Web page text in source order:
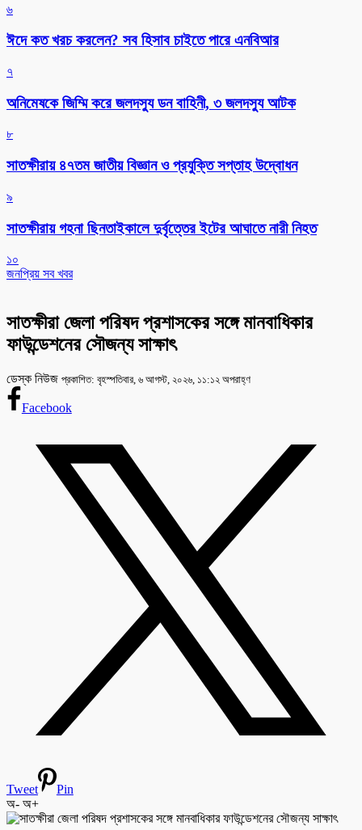
৬
ঈদে কত খরচ করলেন? সব হিসাব চাইতে পারে এনবিআর
৭
অনিমেষকে জিম্মি করে জলদস্যু ডন বাহিনী, ৩ জলদস্যু আটক
৮
সাতক্ষীরায় ৪৭তম জাতীয় বিজ্ঞান ও প্রযুক্তি সপ্তাহ উদ্বোধন
৯
সাতক্ষীরায় গহনা ছিনতাইকালে দুর্বৃত্তের ইটের আঘাতে নারী নিহত
১০
জনপ্রিয় সব খবর
সাতক্ষীরা জেলা পরিষদ প্রশাসকের সঙ্গে মানবাধিকার
ফাউন্ডেশনের সৌজন্য সাক্ষাৎ
ডেস্ক নিউজ প্রকাশিত: বৃহস্পতিবার, ৬ আগস্ট, ২০২৬, ১১:১২ অপরাহ্ণ
Facebook
Tweet
Pin
অ- অ+